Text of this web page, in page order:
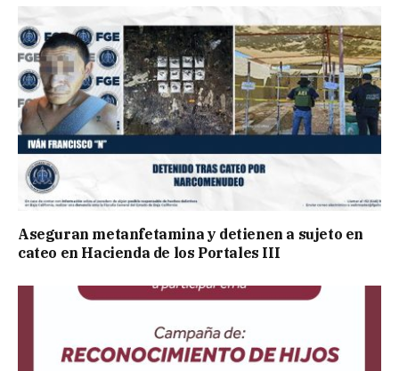
Aseguran metanfetamina y detienen a sujeto en
cateo en Hacienda de los Portales III